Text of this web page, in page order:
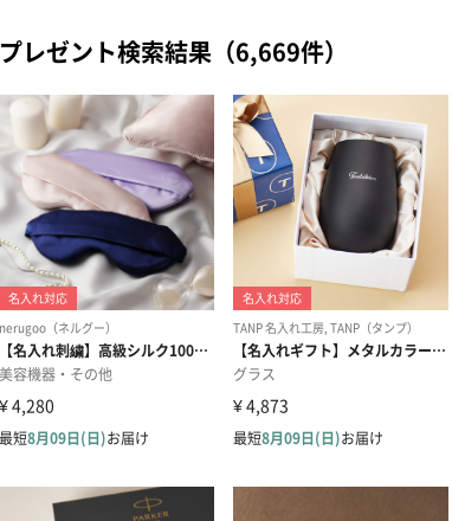
プレゼント検索結果（6,669件）